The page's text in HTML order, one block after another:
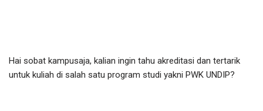
Hai sobat kampusaja, kalian ingin tahu akreditasi dan tertarik
untuk kuliah di salah satu program studi yakni PWK UNDIP?